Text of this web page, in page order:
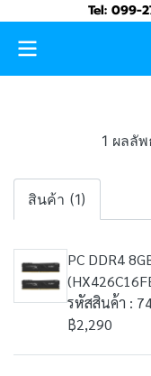
Tel: 099-
1 ผลลั
สินค้า (1)
PC DDR4
รหัสสินค้า :
฿2,290